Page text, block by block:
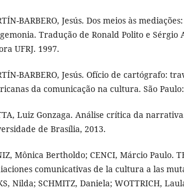
BARBERO, Jesús. Dos meios às
Tradução de Ronald Polito e Sérgio
UFRJ. 1997.
BARBERO, Jesús. Ofício de cartógrafo:
da comunicação na cultura. São
Luiz Gonzaga. Análise crítica da
de Brasília, 2013.
Mônica Bertholdo; CENCI, Márcio Paulo.
comunicativas de la cultura a las
Nilda; SCHMITZ, Daniela; WOTTRICH,